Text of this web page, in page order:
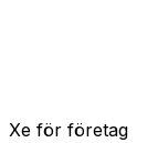
Xe för företag